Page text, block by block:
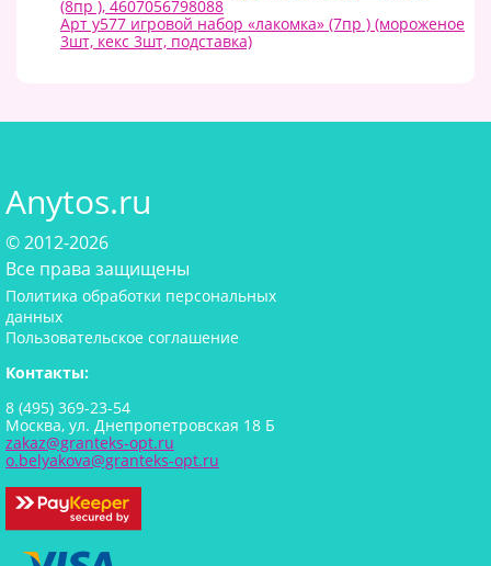
(8пр ), 4607056798088
Арт у577 игровой набор «лакомка» (7пр ) (мороженое
3шт, кекс 3шт, подставка)
Anytos.ru
© 2012-2026
Все права защищены
Политика обработки персональных
данных
Пользовательское соглашение
Контакты:
8 (495) 369-23-54
Москва, ул. Днепропетровская 18 Б
zakaz@granteks-opt.ru
o.belyakova@granteks-opt.ru